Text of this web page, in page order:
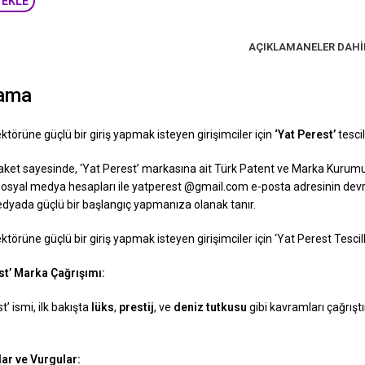
AÇIKLAMANELER
güçlü bir giriş yapmak isteyen girişimciler için ‘Yat Perest’
sayesinde, ‘Yat Perest’ markasına ait Türk Patent ve Marka
medya hesapları ile yatperest @gmail.com e-posta adresinin
güçlü bir başlangıç yapmanıza olanak tanır.
güçlü bir giriş yapmak isteyen girişimciler için ‘Yat Perest
Marka Çağrışımı:
ismi, ilk bakışta lüks, prestij, ve deniz tutkusu gibi kavramları
ve Vurgular: